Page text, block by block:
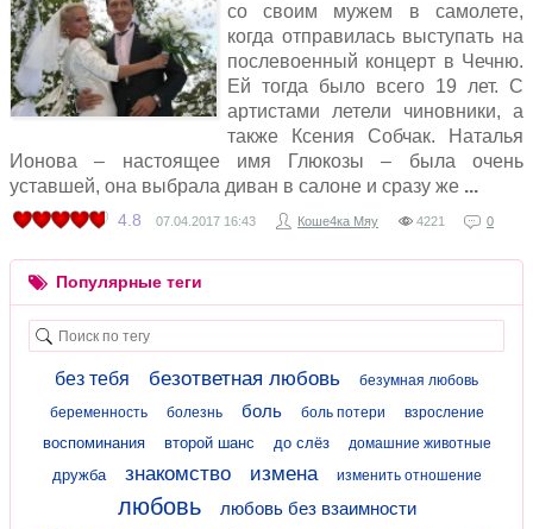
со своим мужем в самолете,
когда отправилась выступать на
послевоенный концерт в Чечню.
Ей тогда было всего 19 лет. С
артистами летели чиновники, а
также Ксения Собчак. Наталья
Ионова – настоящее имя Глюкозы – была очень
уставшей, она выбрала диван в салоне и сразу же
4.8 07.04.2017 16:43 Коше4ка Мяу 4221 0
Популярные теги
без тебя безответная любовь
безумная любовь
беременность
болезнь боль боль потери взросление
воспоминания второй шанс до слёз домашние животные
дружба знакомство измена изменить отношение
любовь любовь без взаимности